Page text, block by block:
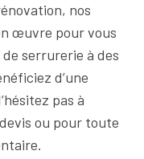
nos
œuvre pour vous
serrurerie à des
d’une
pas à
ou pour toute